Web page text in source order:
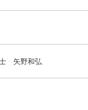
矢野和弘